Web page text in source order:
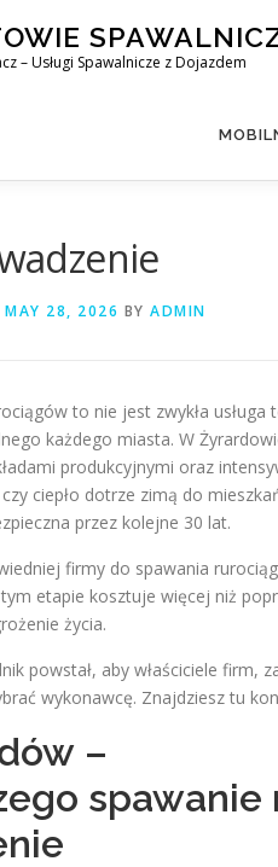
– Usługi Spawalnicze z Dojazdem
MAY 28, 2026 BY ADMIN
to nie jest zwykła
każdego miasta. W
produkcyjnymi oraz
ciepło dotrze zimą do
przez kolejne 30 lat.
firmy do spawania
tym etapie kosztuje więcej niż
życia.
powstał, aby właściciele firm,
wykonawcę. Znajdziesz tu
–
spawanie